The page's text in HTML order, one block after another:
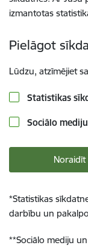
izmantotas
Pielāgot
Lūdzu, atzīmējiet
Statistikas
Sociālo
Noraidīt
*Statistikas
darbību un
**Sociālo mediju